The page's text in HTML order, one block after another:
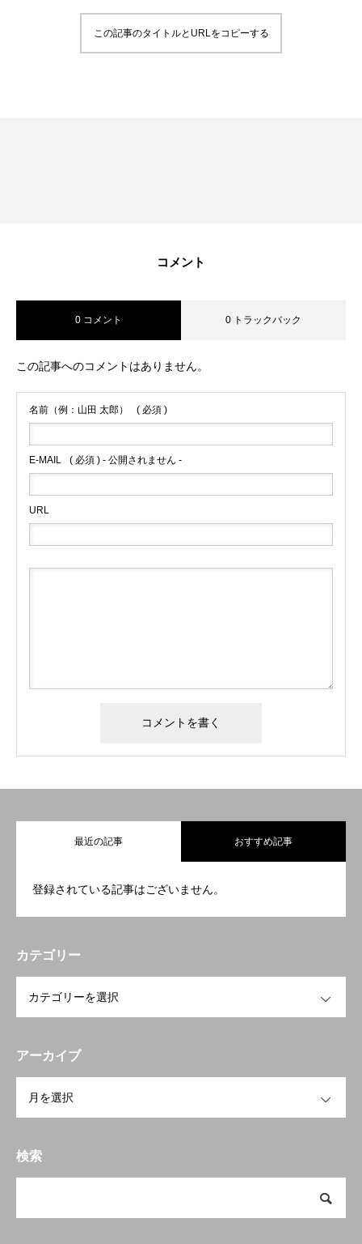
リモート面接について
SDGs取り組み
この記事のタイトルとURLをコピーする
コメント
0 コメント 0 トラックバック
この記事へのコメントはありません。
名前（例：山田 太郎） ( 必須 )
E-MAIL ( 必須 ) - 公開されません -
URL
最近の記事 おすすめ記事
登録されている記事はございません。
カテゴリー
アーカイブ
検索